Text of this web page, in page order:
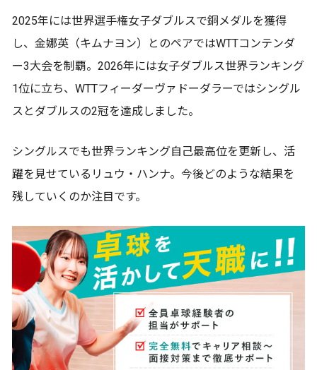
2025年には世界選手権女子ダブルスで銅メダルを獲得
し、金娜英（キムナヨン）とのペアではWTTコンテンダ
ー3大会を制覇。2026年には女子ダブルス世界ランキング
1位に立ち、WTTフィーダーヴァドーダラーではシングル
スとダブルスの2冠を達成しました。
シングルスでも世界ランキング自己最高位を更新し、活
躍を見せているリュウ・ハンナ。今後どのような結果を
残していくのか注目です。